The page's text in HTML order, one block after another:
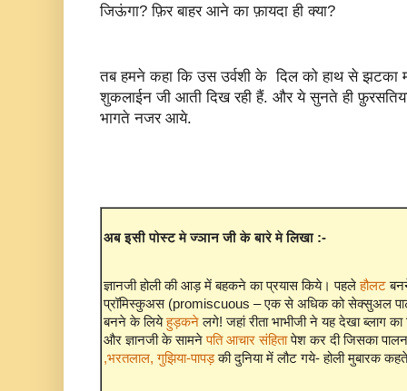
जिऊंगा? फ़िर बाहर आने का फ़ायदा ही क्या?
तब हमने कहा कि उस उर्वशी के दिल को हाथ से झटका
शुकलाईन जी आती दिख रही हैं. और ये सुनते ही
भागते नजर आये.
अब इसी पोस्ट मे ज्ञान जी के बारे मे लिखा :-
ज्ञानजी होली की आड़ में बहकने का प्रयास किये। पहलेहौलट
प्रॉमिस्कुअस (promiscuous – एक से अधिक को सेक्सुअल
बनने के लियेहुड़कनेलगे! जहां रीता भाभीजी ने यह देखा ब्लाग
और ज्ञानजी के सामनेपति आचार संहितापेश कर दी जिसका
,भरतलाल, गुझिया-पापड़की दुनिया में लौट गये- होली मुबारक